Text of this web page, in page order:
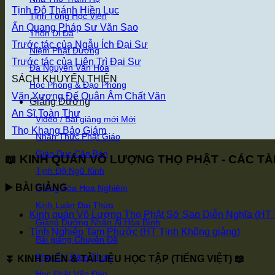
Tịnh Tông Học Viện
Thôn Di Đà
Niệm Phật Đường
Đa Nguyên Văn Hóa
Học Phong & Đạo Phong
Giảng Đường
Video / Bài giảng mới
Nhận Thức Phật Giáo
Giáo Dục Căn Bản
Tịnh Độ Ngũ Kinh
Giảng Tòa Hoa Nghiêm
Kinh Luận Đại Thừa
Giảng Đường Nhân Ái Hòa Bình
Bài giảng Chuyên Đề
Khai Thị Đàm Thoại
Tịnh Độ Thánh Hiền Lục
Ấn Quang Pháp Sư Văn Sao
Trước tác của Ngẫu Ích Đại Sư
Trước tác của Liên Trì Đại Sư
SÁCH KHUYẾN THIỆN
Văn Xương Đế Quân Âm Chất Văn
An Sĩ Toàn Thư
Thọ Khang Bảo Giám
📖 KINH QUÁN VÔ LƯỢNG THỌ PHẬT - CÁC
▶️ BÀI GIẢNG
Kinh quán Vô Lượng Thọ Phật Sớ Sao Diễn Nghĩa (HT
Tịnh Nghiệp Tam Phước (HT Tịnh Không giảng)
⏬ KINH ĐIỂN & TÀI LIỆU HỌC TẬP (TIẾNG VIỆT) 📖